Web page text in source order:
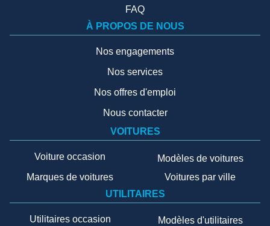
FAQ
À PROPOS DE NOUS
Nos engagements
Nos services
Nos offres d'emploi
Nous contacter
VOITURES
Voiture occasion
Marques de voitures
Modèles de voitures
Voitures par ville
UTILITAIRES
Utilitaires occasion
Modèles d'utilitaires